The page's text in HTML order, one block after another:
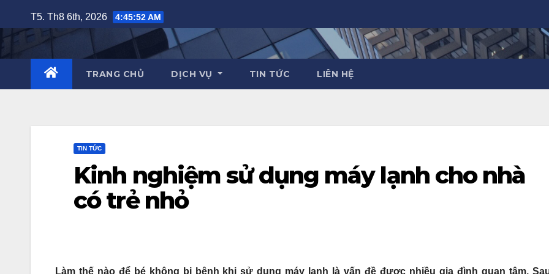
to
content
T5. Th8 6th, 2026 4:45:54 AM
TRANG CHỦ DỊCH VỤ TIN TỨC LIÊN HỆ
TIN TỨC
Kinh nghiệm sử dụng máy lạnh cho nhà
có trẻ nhỏ
Làm thế nào để bé không bị bệnh khi sử dụng máy lạnh là vấn đề được nhiều gia đình quan tâm.